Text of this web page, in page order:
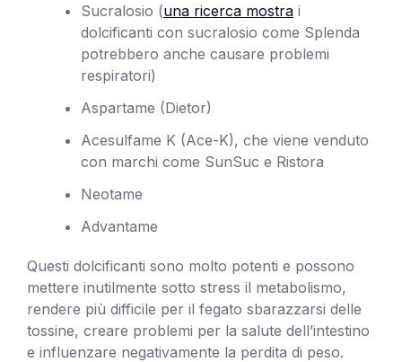
Sucralosio (una ricerca mostra i
dolcificanti con sucralosio come Splenda
potrebbero anche causare problemi
respiratori)
Aspartame (Dietor)
Acesulfame K (Ace-K), che viene venduto
con marchi come SunSuc e Ristora
Neotame
Advantame
Questi dolcificanti sono molto potenti e possono
mettere inutilmente sotto stress il metabolismo,
rendere più difficile per il fegato sbarazzarsi delle
tossine, creare problemi per la salute dell’intestino
e influenzare negativamente la perdita di peso.